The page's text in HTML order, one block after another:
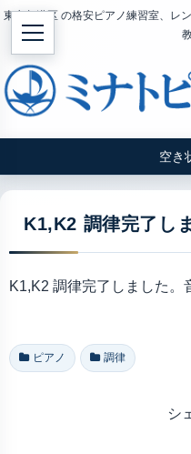
東京都港区 の格安ピアノ練習室、レ
空き
K1,K2 調律完了し
K1,K2 調律完了しました。
ピアノ 調律
シ